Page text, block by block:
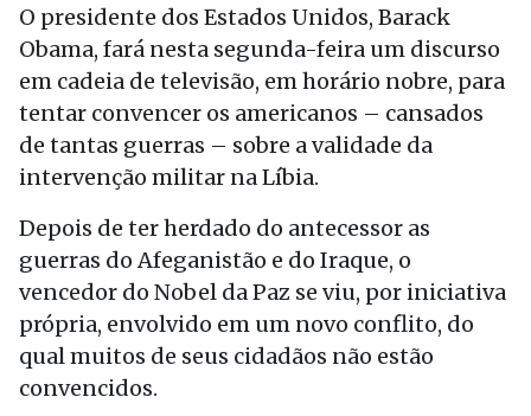
O presidente dos Estados Unidos, Barack
Obama, fará nesta segunda-feira um discurso
em cadeia de televisão, em horário nobre, para
tentar convencer os americanos – cansados
de tantas guerras – sobre a validade da
intervenção militar na Líbia.
Depois de ter herdado do antecessor as
guerras do Afeganistão e do Iraque, o
vencedor do Nobel da Paz se viu, por iniciativa
própria, envolvido em um novo conflito, do
qual muitos de seus cidadãos não estão
convencidos.